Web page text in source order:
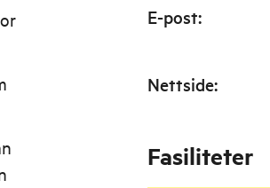
E-post:
Nettside:
Fasiliteter